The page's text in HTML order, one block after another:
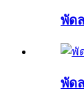
พัด
พัด